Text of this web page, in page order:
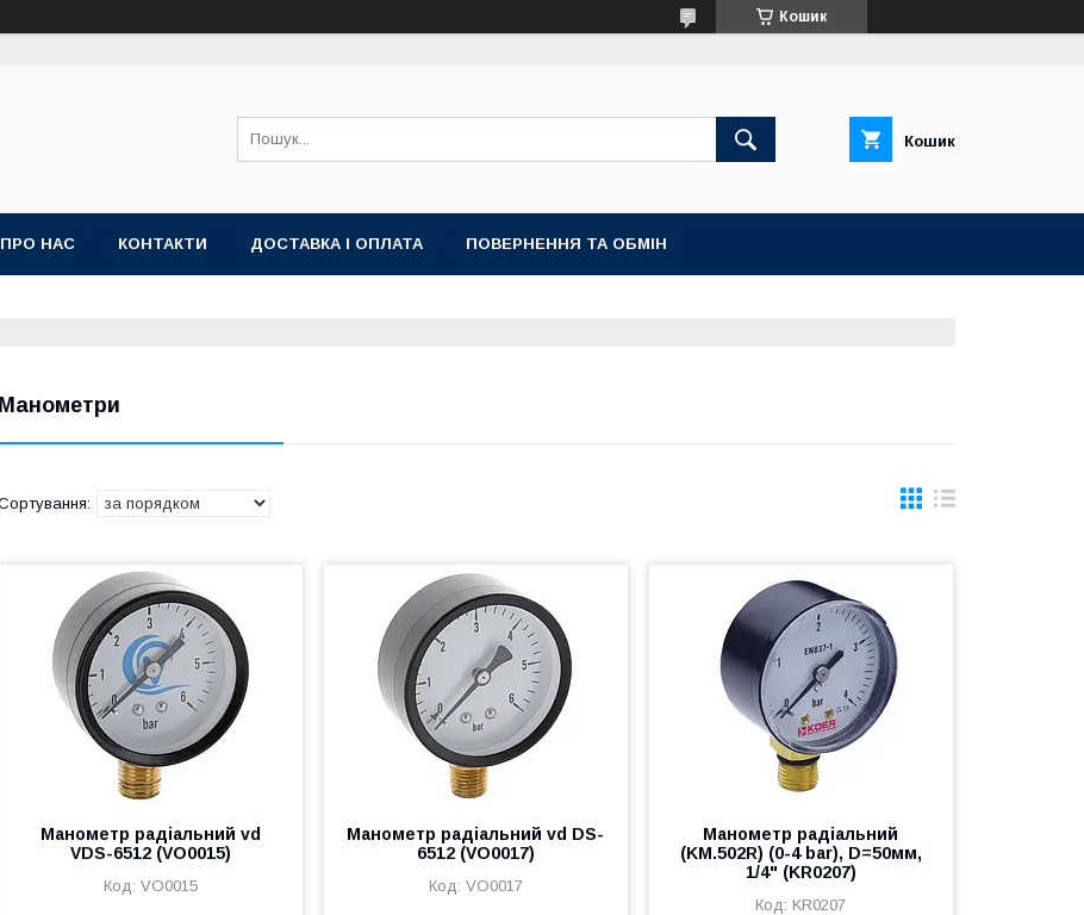
Кошик
Кошик
ПРО НАС КОНТАКТИ ДОСТАВКА І ОПЛАТА ПОВЕРНЕННЯ ТА ОБМІН
Манометри
Манометр радіальний vd
VDS-6512 (VO0015)
VO0015
Манометр радіальний vd DS-
6512 (VO0017)
VO0017
Манометр радіальний
(KM.502R) (0-4 bar), D=50мм,
1/4" (KR0207)
KR0207